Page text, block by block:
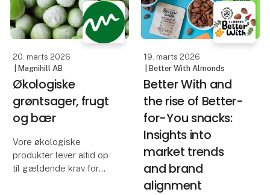
Vi leverer et bredt
sortiment af dybfrosne
kompromis med
kvaliteten.
20. marts 2026
| Magnihill AB
Økologiske
grøntsager, frugt
og bær
Vore økologiske
produkter lever altid op
til gældende krav for
19. marts 2026
| Better With Almonds
Better With and
the rise of Better-
for-You snacks:
Insights into
market trends
and brand
alignment